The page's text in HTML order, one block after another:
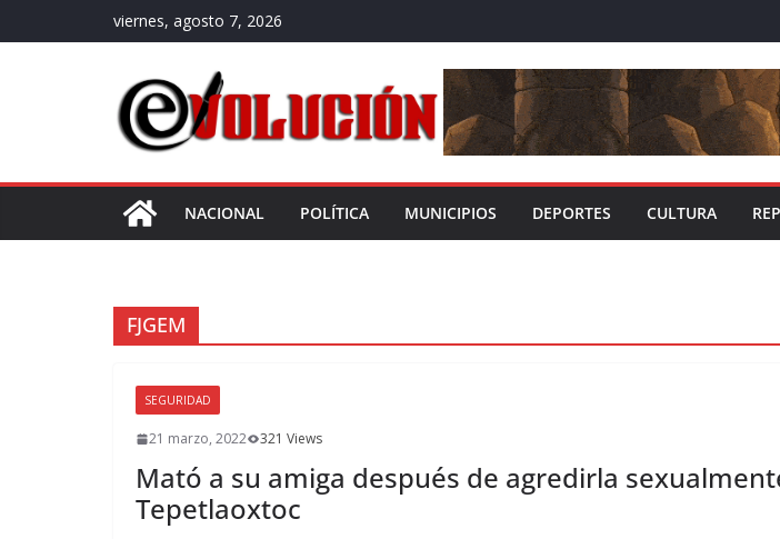
al
viernes, agosto 7, 2026
NACIONAL POLÍTICA MUNICIPIOS DEPORTES CULTURA
FJGEM
SEGURIDAD
21 marzo, 2022 321 Views
Mató a su amiga después de agredirla
Tepetlaoxtoc